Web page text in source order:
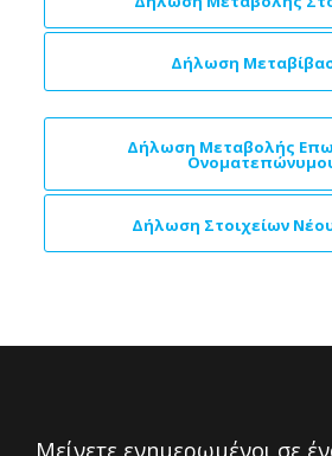
Δήλωση
Δήλωση Μεταβολής
Δήλωση Στοιχείων